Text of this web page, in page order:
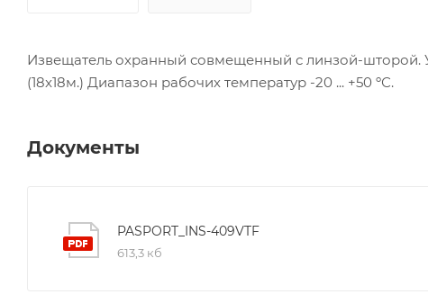
Извещатель охранный совмещенный с линзой-шторой.
(18x18м.) Диапазон рабочих температур -20 ... +50 ºС.
Документы
PASPORT_INS-409VTF
613,3 кб